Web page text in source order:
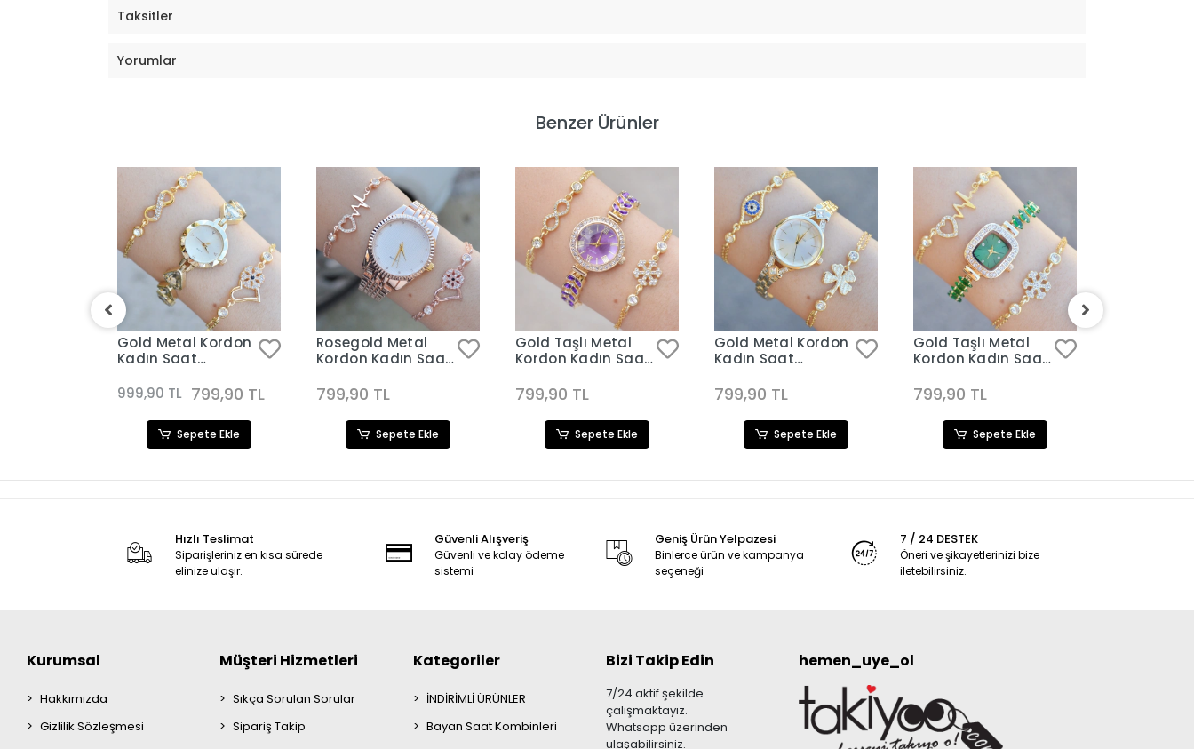
Taksitler
Yorumlar
Benzer Ürünler
Gold Metal Kordon
Kadın Saat
999,90 TL 799,90 TL
Sepete Ekle
Rosegold Metal
Kordon Kadın Saat
799,90 TL
Sepete Ekle
Gold Taşlı Metal
Kordon Kadın Saat
799,90 TL
Sepete Ekle
Gold Metal Kordon
Kadın Saat
799,90 TL
Sepete Ekle
Gold Taşlı Metal
Kordon Kadın Saat
799,90 TL
Sepete Ekle
Hızlı Teslimat
Siparişleriniz en kısa sürede
elinize ulaşır.
Güvenli Alışveriş
Güvenli ve kolay ödeme
sistemi
Geniş Ürün Yelpazesi
Binlerce ürün ve kampanya
seçeneği
7 / 24 DESTEK
Öneri ve şikayetlerinizi bize
iletebilirsiniz.
Kurumsal
Hakkımızda
Gizlilik Sözleşmesi
Müşteri Hizmetleri
Sıkça Sorulan Sorular
Sipariş Takip
Kategoriler
İNDİRİMLİ ÜRÜNLER
Bayan Saat Kombinleri
Bizi Takip Edin
7/24 aktif şekilde
çalışmaktayız.
Whatsapp üzerinden
ulaşabilirsiniz.
hemen_uye_ol